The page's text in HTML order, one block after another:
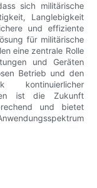
sich militärische
Langlebigkeit
und effiziente
für militärische
eine zentrale Rolle
und Geräten
Betrieb und den
ist die Zukunft
und bietet